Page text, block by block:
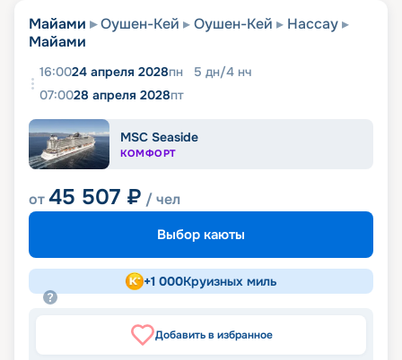
Майами Оушен-Кей Оушен-Кей
Нассау
Майами
16:0024 апреля 2028пн 5 дн/4 нч
07:0028 апреля 2028пт
MSC Seaside
КОМФОРТ
от45 507 ₽ / чел
Выбор каюты
+1 000Круизных миль
Добавить в избранное